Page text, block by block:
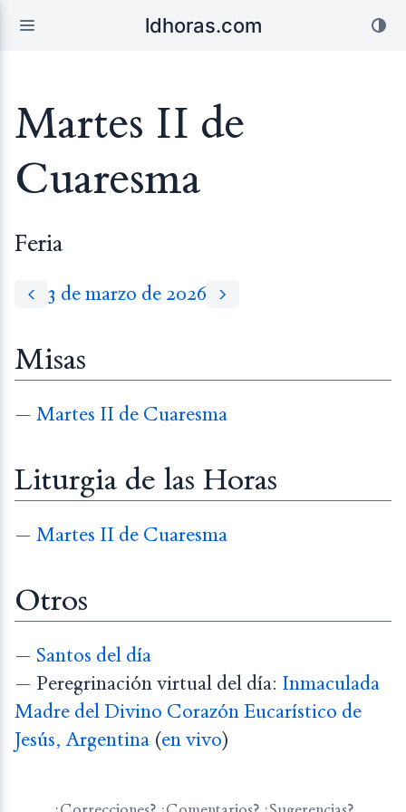
ldhoras.com
Martes II de
Cuaresma
Feria
3 de marzo de 2026
Misas
— Martes II de Cuaresma
Liturgia de las Horas
— Martes II de Cuaresma
Otros
— Santos del día
— Peregrinación virtual del día: Inmaculada
Madre del Divino Corazón Eucarístico de
Jesús, Argentina (en vivo)